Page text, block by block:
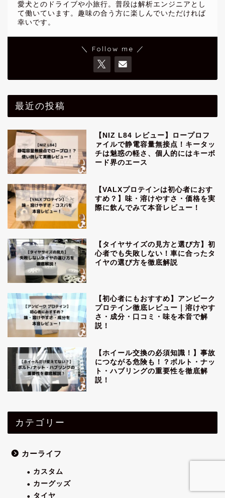
愛犬とのドライブや小旅行。普段は解析エンジニアとし
て働いています。趣味の合う方に楽しんでいただければ
幸いです。
＼ Follow me ／
最近の投稿
【NIZ L84 レビュー】ロープロフ
ァイルで静電容量無接点！キータッ
チは魅惑の軽さ、個人的にはキーボ
ード界のエース
【VALXプロテインは初心者におす
すめ？】味・溶けやすさ・価格を実
際に飲んでみて本音レビュー！
【タイヤサイズの見方と選び方】初
心者でも失敗しない！車に合ったタ
イヤの選び方を徹底解説
【初心者にもおすすめ】アンビーク
プロテイン徹底レビュー｜溶けやす
さ・成分・口コミ・味を本音で解
説！
【ホイール交換の必須知識！】事故
につながる危険も！？ボルト・ナッ
ト・ハブリングの重要性を徹底解
説！
カテゴリー
カーライフ
カスタム
カーグッズ
タイヤ